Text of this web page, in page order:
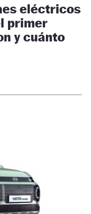
eléctricos
primer
y cuánto